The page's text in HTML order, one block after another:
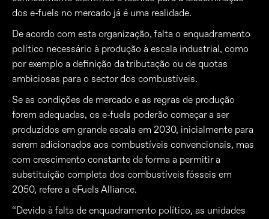
dos e-fuels no mercado já é uma realidade.
De acordo com esta organização, falta o enquadramento
político necessário à produção à escala industrial, como
por exemplo a definição da tributação ou de quotas
ambiciosas para o sector dos combustíveis.
Se as condições de mercado e as regras de produção
forem adequadas, os e-fuels poderão começar a ser
produzidos em grande escala em 2030, inicialmente para
serem adicionados aos combustíveis convencionais, mas
com crescimento constante de forma a permitir a
substituição completa dos combustíveis fósseis em
2050, refere a eFuels Alliance.
“Devido à falta de enquadramento político, as unidades